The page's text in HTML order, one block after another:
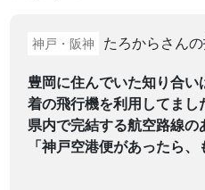
神戸・阪神 たろからさん
豊岡に住んでいた知り合
着の飛行機を利用してまし
県内で完結する航空路線
「神戸空港便があったら